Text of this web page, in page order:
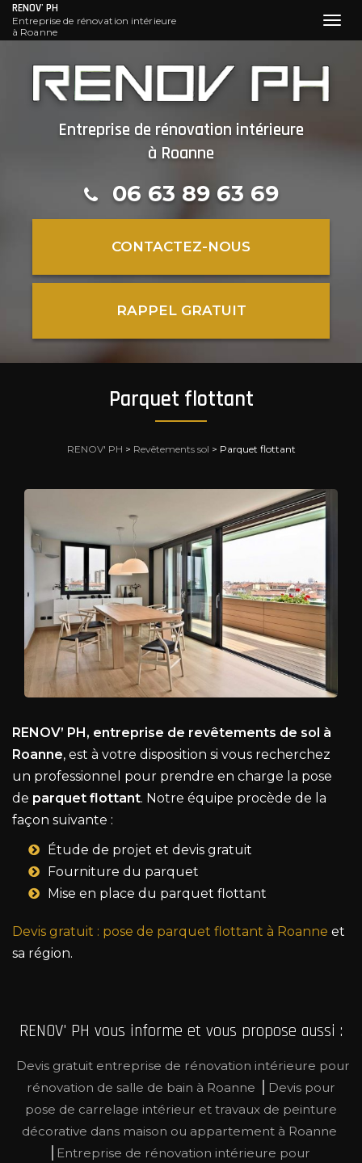
contenu
RENOV' PH
Entreprise de rénovation intérieure
à Roanne
Entreprise de rénovation intérieure
à Roanne
06 63 89 63 69
CONTACTEZ-NOUS
RAPPEL GRATUIT
Parquet flottant
RENOV' PH > Revêtements sol > Parquet flottant
RENOV’ PH, entreprise de revêtements de sol à
Roanne, est à votre disposition si vous recherchez
un professionnel pour prendre en charge la pose
de parquet flottant. Notre équipe procède de la
façon suivante :
Étude de projet et devis gratuit
Fourniture du parquet
Mise en place du parquet flottant
Devis gratuit : pose de parquet flottant à Roanne et
sa région.
RENOV' PH vous informe et vous propose aussi :
Devis gratuit entreprise de rénovation intérieure pour
rénovation de salle de bain à Roanne
Devis pour
pose de carrelage intérieur et travaux de peinture
décorative dans maison ou appartement à Roanne
Entreprise de rénovation intérieure pour